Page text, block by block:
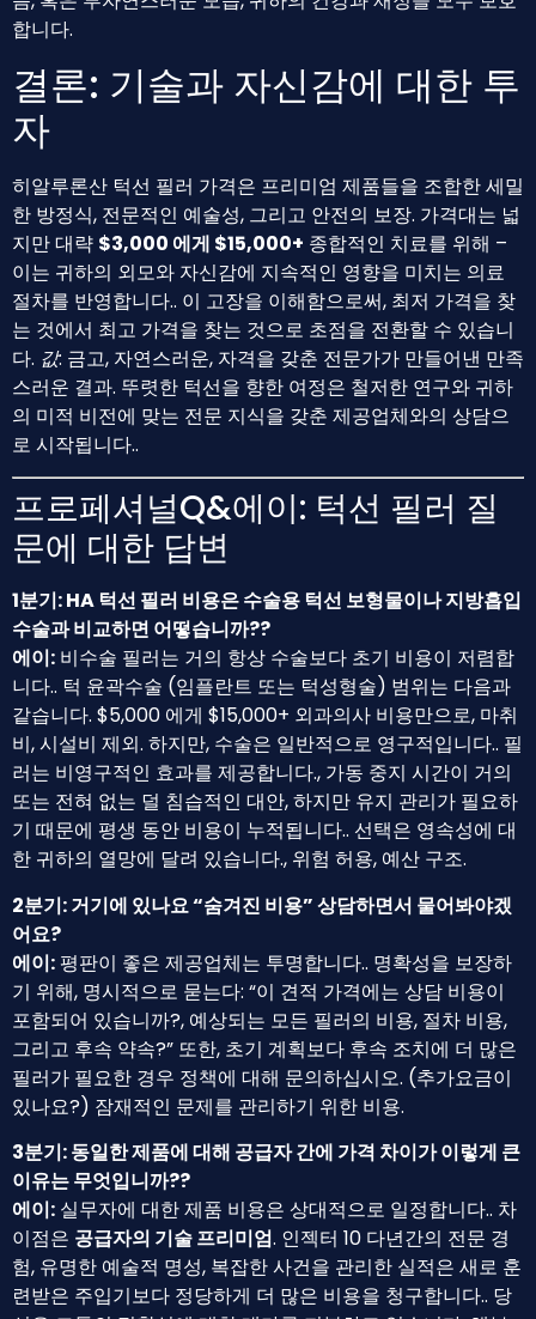
합니다.
결론: 기술과 자신감에 대한 투
자
히알루론산 턱선 필러 가격은 프리미엄 제품들을 조합한 세밀
한 방정식, 전문적인 예술성, 그리고 안전의 보장. 가격대는 넓
지만 대략 $3,000 에게 $15,000+ 종합적인 치료를 위해 –
이는 귀하의 외모와 자신감에 지속적인 영향을 미치는 의료
절차를 반영합니다.. 이 고장을 이해함으로써, 최저 가격을 찾
는 것에서 최고 가격을 찾는 것으로 초점을 전환할 수 있습니
다. 값: 금고, 자연스러운, 자격을 갖춘 전문가가 만들어낸 만족
스러운 결과. 뚜렷한 턱선을 향한 여정은 철저한 연구와 귀하
의 미적 비전에 맞는 전문 지식을 갖춘 제공업체와의 상담으
로 시작됩니다..
프로페셔널Q&에이: 턱선 필러 질
문에 대한 답변
1분기: HA 턱선 필러 비용은 수술용 턱선 보형물이나 지방흡입
수술과 비교하면 어떻습니까??
에이: 비수술 필러는 거의 항상 수술보다 초기 비용이 저렴합
니다.. 턱 윤곽수술 (임플란트 또는 턱성형술) 범위는 다음과
같습니다. $5,000 에게 $15,000+ 외과의사 비용만으로, 마취
비, 시설비 제외. 하지만, 수술은 일반적으로 영구적입니다.. 필
러는 비영구적인 효과를 제공합니다., 가동 중지 시간이 거의
또는 전혀 없는 덜 침습적인 대안, 하지만 유지 관리가 필요하
기 때문에 평생 동안 비용이 누적됩니다.. 선택은 영속성에 대
한 귀하의 열망에 달려 있습니다., 위험 허용, 예산 구조.
2분기: 거기에 있나요 “숨겨진 비용” 상담하면서 물어봐야겠
어요?
에이:평판이 좋은 제공업체는 투명합니다.. 명확성을 보장하
기 위해, 명시적으로 묻는다: “이 견적 가격에는 상담 비용이
포함되어 있습니까?, 예상되는 모든 필러의 비용, 절차 비용,
그리고 후속 약속?” 또한, 초기 계획보다 후속 조치에 더 많은
필러가 필요한 경우 정책에 대해 문의하십시오. (추가요금이
있나요?) 잠재적인 문제를 관리하기 위한 비용.
3분기: 동일한 제품에 대해 공급자 간에 가격 차이가 이렇게 큰
이유는 무엇입니까??
에이: 실무자에 대한 제품 비용은 상대적으로 일정합니다.. 차
이점은 공급자의 기술 프리미엄. 인젝터 10 다년간의 전문 경
험, 유명한 예술적 명성, 복잡한 사건을 관리한 실적은 새로 훈
련받은 주입기보다 정당하게 더 많은 비용을 청구합니다.. 당